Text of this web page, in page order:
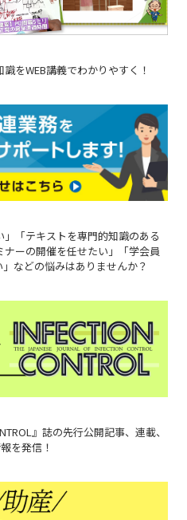
をWEB講義でわかりやすく！
」「テキストを専門的知識のある
ーの開催を任せたい」「学会員
などの悩みはありませんか？
』誌の先行公開記事、連載、
を発信！